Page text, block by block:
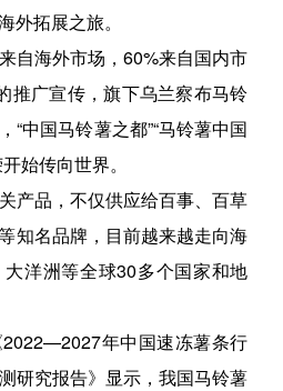
外拓展之旅。
自海外市场，60%来自国内市
推广宣传，旗下乌兰察布马铃
“中国马铃薯之都”“马铃薯中国
始传向世界。
产品，不仅供应给百事、百草
知名品牌，目前越来越走向海
洋洲等全球30多个国家和地
年中国速冻薯条行
研究报告》显示，我国马铃薯